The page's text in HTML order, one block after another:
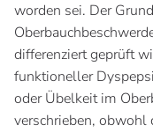
worden sei. Der
differenziert geprüft
funktioneller
oder Übelkeit im
verschrieben, obwohl